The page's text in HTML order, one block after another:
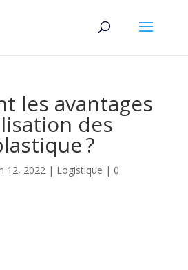
les avantages
des
?
12, 2022| Logistique | 0